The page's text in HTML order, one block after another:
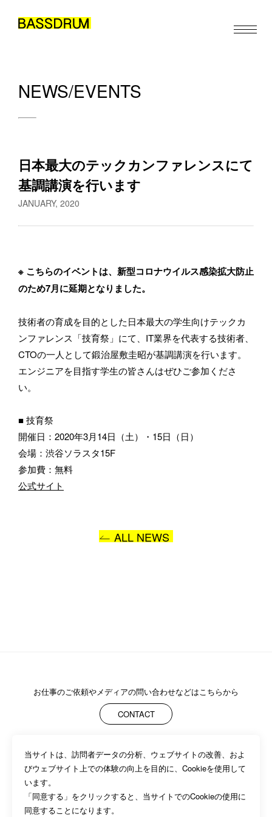
ABOUT
MEMBERS
NEWS/EVENTS
CONTACT
JA / EN / ZH
NEWS/EVENTS
日本最大のテックカンファレンスにて
基調講演を行います
JANUARY, 2020
※ こちらのイベントは、新型コロナウイルス感染拡大防止
のため7月に延期となりました。
技術者の育成を目的とした日本最大の学生向けテックカ
ンファレンス「技育祭」にて、IT業界を代表する技術者、
CTOの一人として鍛治屋敷圭昭が基調講演を行います。
エンジニアを目指す学生の皆さんはぜひご参加くださ
い。
■ 技育祭
開催日：2020年3月14日（土）・15日（日）
会場：渋谷ソラスタ15F
参加費：無料
公式サイト
ALL NEWS
お仕事のご依頼やメディアの問い合わせなどはこちらから
CONTACT
ABOUT MEMBERS WORK NEWS/EVENTS
CONTACT
PRIVACY POLICY
お仕事のご依頼・取材のご相談など、下記のフォームからお気軽
にお問い合わせください。メールの場合は hello@bassdrum.org か
メールアドレス
所属
BASSDRUMをどのようにお知りになりましたか？
送信
当サイトは、訪問者データの分析、ウェブサイトの改善、およ
びウェブサイト上での体験の向上を目的に、Cookieを使用して
います。
「同意する」をクリックすると、当サイトでのCookieの使用に
同意することになります。